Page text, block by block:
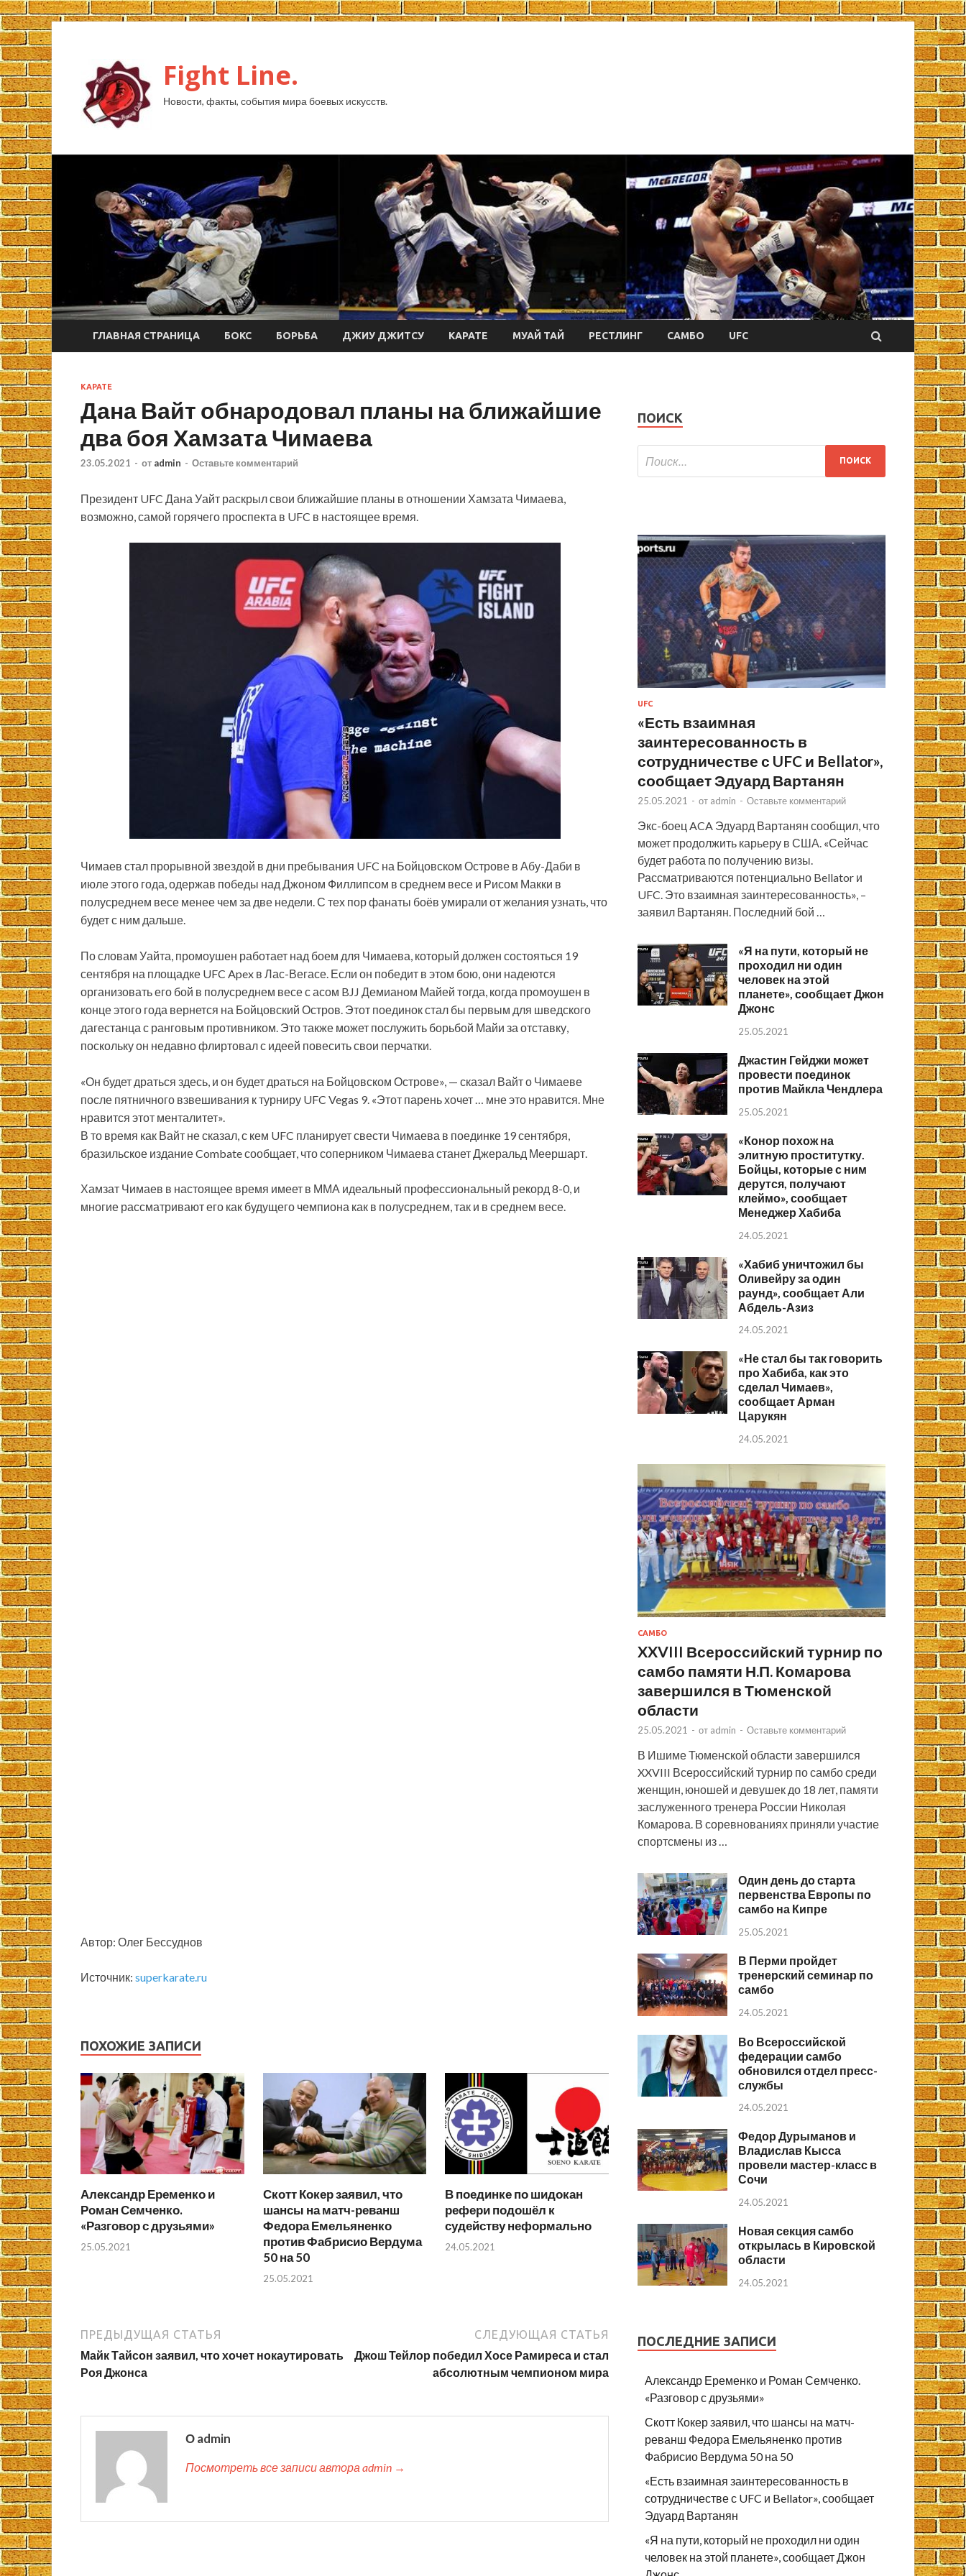
Fight Line.
Новости, факты, события мира боевых искусств.
ГЛАВНАЯ СТРАНИЦА БОКС БОРЬБА ДЖИУ ДЖИТСУ КАРАТЕ МУАЙ ТАЙ РЕСТЛИНГ САМБО UFC
КАРАТЕ
Дана Вайт обнародовал планы на ближайшие
два боя Хамзата Чимаева
23.05.2021 - от admin - Оставьте комментарий
Президент UFC Дана Уайт раскрыл свои ближайшие планы в отношении Хамзата Чимаева,
возможно, самой горячего проспекта в UFC в настоящее время.
Чимаев стал прорывной звездой в дни пребывания UFC на Бойцовском Острове в Абу-Даби в
июле этого года, одержав победы над Джоном Филлипсом в среднем весе и Рисом Макки в
полусреднем весе менее чем за две недели. С тех пор фанаты боёв умирали от желания узнать, что
будет с ним дальше.
По словам Уайта, промоушен работает над боем для Чимаева, который должен состояться 19
сентября на площадке UFC Apex в Лас-Вегасе. Если он победит в этом бою, они надеются
организовать его бой в полусреднем весе с асом BJJ Демианом Майей тогда, когда промоушен в
конце этого года вернется на Бойцовский Остров. Этот поединок стал бы первым для шведского
дагестанца с ранговым противником. Это также может послужить борьбой Майи за отставку,
поскольку он недавно флиртовал с идеей повесить свои перчатки.
«Он будет драться здесь, и он будет драться на Бойцовском Острове», — сказал Вайт о Чимаеве
после пятничного взвешивания к турниру UFC Vegas 9. «Этот парень хочет … мне это нравится. Мне
нравится этот менталитет».
В то время как Вайт не сказал, с кем UFC планирует свести Чимаева в поединке 19 сентября,
бразильское издание Combate сообщает, что соперником Чимаева станет Джеральд Меершарт.
Хамзат Чимаев в настоящее время имеет в ММА идеальный профессиональный рекорд 8-0, и
многие рассматривают его как будущего чемпиона как в полусреднем, так и в среднем весе.
Автор: Олег Бессуднов
Источник: superkarate.ru
ПОХОЖИЕ ЗАПИСИ
Александр Еременко и
Роман Семченко.
«Разговор с друзьями»
25.05.2021
Скотт Кокер заявил, что
шансы на матч-реванш
Федора Емельяненко
против Фабрисио Вердума
50 на 50
25.05.2021
В поединке по шидокан
рефери подошёл к
судейству неформально
24.05.2021
ПРЕДЫДУЩАЯ СТАТЬЯ
Майк Тайсон заявил, что хочет нокаутировать
Роя Джонса
СЛЕДУЮЩАЯ СТАТЬЯ
Джош Тейлор победил Хосе Рамиреса и стал
абсолютным чемпионом мира
О admin
Посмотреть все записи автора admin →
ПОИСК
UFC
«Есть взаимная
заинтересованность в
сотрудничестве с UFC и Bellator»,
сообщает Эдуард Вартанян
25.05.2021 - от admin - Оставьте комментарий
Экс-боец ACA Эдуард Вартанян сообщил, что
может продолжить карьеру в США. «Сейчас
будет работа по получению визы.
Рассматриваются потенциально Bellator и
UFC. Это взаимная заинтересованность», –
заявил Вартанян. Последний бой …
«Я на пути, который не
проходил ни один
человек на этой
планете», сообщает Джон
Джонс
25.05.2021
Джастин Гейджи может
провести поединок
против Майкла Чендлера
25.05.2021
«Конор похож на
элитную проститутку.
Бойцы, которые с ним
дерутся, получают
клеймо», сообщает
Менеджер Хабиба
24.05.2021
«Хабиб уничтожил бы
Оливейру за один
раунд», сообщает Али
Абдель-Азиз
24.05.2021
«Не стал бы так говорить
про Хабиба, как это
сделал Чимаев»,
сообщает Арман
Царукян
24.05.2021
САМБО
XXVIII Всероссийский турнир по
самбо памяти Н.П. Комарова
завершился в Тюменской
области
25.05.2021 - от admin - Оставьте комментарий
В Ишиме Тюменской области завершился
XXVIII Всероссийский турнир по самбо среди
женщин, юношей и девушек до 18 лет, памяти
заслуженного тренера России Николая
Комарова. В соревнованиях приняли участие
спортсмены из …
Один день до старта
первенства Европы по
самбо на Кипре
25.05.2021
В Перми пройдет
тренерский семинар по
самбо
24.05.2021
Во Всероссийской
федерации самбо
обновился отдел пресс-
службы
24.05.2021
Федор Дурыманов и
Владислав Кысса
провели мастер-класс в
Сочи
24.05.2021
Новая секция самбо
открылась в Кировской
области
24.05.2021
ПОСЛЕДНИЕ ЗАПИСИ
Александр Еременко и Роман Семченко.
«Разговор с друзьями»
Скотт Кокер заявил, что шансы на матч-
реванш Федора Емельяненко против
Фабрисио Вердума 50 на 50
«Есть взаимная заинтересованность в
сотрудничестве с UFC и Bellator», сообщает
Эдуард Вартанян
«Я на пути, который не проходил ни один
человек на этой планете», сообщает Джон